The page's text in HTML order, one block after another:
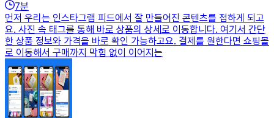
7분
먼저 우리는 인스타그램 피드에서 잘 만들어진 콘텐츠를 접하게 되고
요. 사진 속 태그를 통해 바로 상품의 상세로 이동합니다. 여기서 간단
한 상품 정보와 가격을 바로 확인 가능하고요. 결제를 원한다면 쇼핑몰
로 이동해서 구매까지 막힘 없이 이어지는